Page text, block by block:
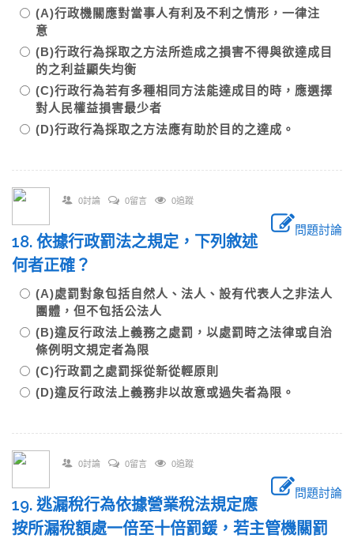
(A)行政機關應對當事人有利及不利之情形，一律注
意
(B)行政行為採取之方法所造成之損害不得與欲達成目
的之利益顯失均衡
(C)行政行為若有多種相同方法能達成目的時，應選擇
對人民權益損害最少者
(D)行政行為採取之方法應有助於目的之達成。
0討論 0留言 0追蹤
問題討論
18. 依據行政罰法之規定，下列敘述
何者正確？
(A)處罰對象包括自然人、法人、設有代表人之非法人
團體，但不包括公法人
(B)違反行政法上義務之處罰，以處罰時之法律或自治
條例明文規定者為限
(C)行政罰之處罰採從新從輕原則
(D)違反行政法上義務非以故意或過失者為限。
0討論 0留言 0追蹤
問題討論
19. 逃漏稅行為依據營業稅法規定應
按所漏稅額處一倍至十倍罰鍰，若主管機關罰